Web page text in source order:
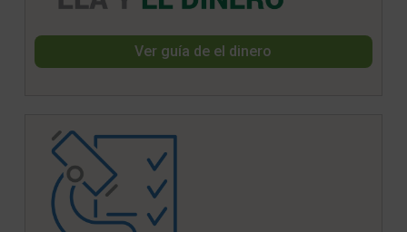
Ver guía de el dinero